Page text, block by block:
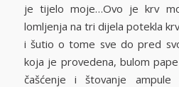
je tijelo moje…Ovo je krv
lomljenja na tri dijela potekla
i šutio o tome sve do pred
koja je provedena, bulom
čašćenje i štovanje